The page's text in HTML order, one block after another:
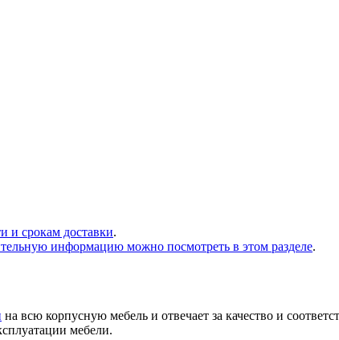
и срокам доставки.
информацию можно посмотреть в этом разделе.
на всю корпусную мебель и отвечает за качество и
мебели.